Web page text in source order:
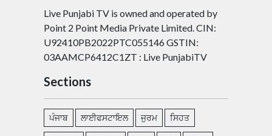
Live Punjabi TV is owned and operated by
Point 2 Point Media Private Limited. CIN:
U92410PB2022PTC055146 GSTIN:
03AAMCP6412C1ZT : Live PunjabiTV
Sections
ਪੰਜਾਬ ਲਾਈਫਸਟਾਇਲ ਜੁਰਮ ਸਿਹਤ